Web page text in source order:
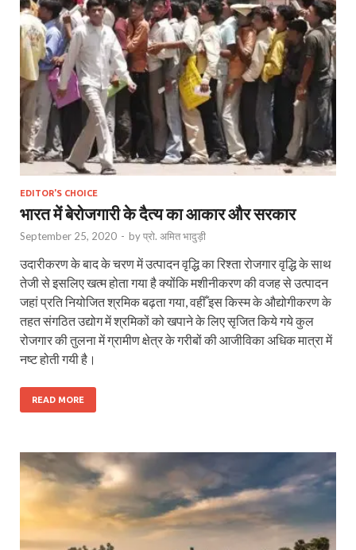
EDITOR'S CHOICE
भारत में बेरोजगारी के दैत्य का आकार और सरकार
September 25, 2020 - byप्रो. अमित भादुड़ी
उदारीकरण के बाद के चरण में उत्पादन वृद्धि का रिश्ता रोजगार वृद्धि के साथ
तेजी से इसलिए खत्म होता गया है क्योंकि मशीनीकरण की वजह से उत्पादन
जहां प्रति नियोजित श्रमिक बढ़ता गया, वहीँ इस किस्म के औद्योगीकरण के
तहत संगठित उद्योग में श्रमिकों को खपाने के लिए सृजित किये गये कुल
रोजगार की तुलना में ग्रामीण क्षेत्र के गरीबों की आजीविका अधिक मात्रा में
नष्ट होती गयी है।
READ MORE